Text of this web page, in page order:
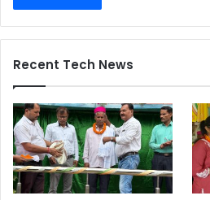
Recent Tech News